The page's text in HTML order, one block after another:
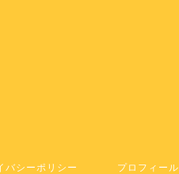
バシーポリシー プロフィール